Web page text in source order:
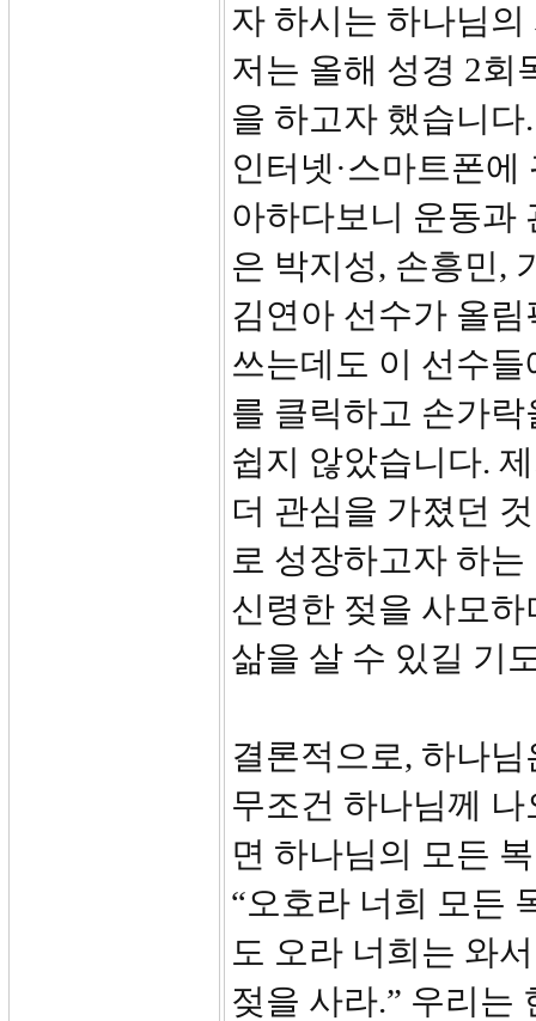
자 하시는 하나님
저는 올해 성경 2회
을 하고자 했습니
인터넷·스마트폰
아하다보니 운동과
은 박지성, 손흥민,
김연아 선수가 올
쓰는데도 이 선수
를 클릭하고 손가
쉽지 않았습니다.
더 관심을 가졌던
로 성장하고자 하
신령한 젖을 사모
삶을 살 수 있길 기
결론적으로, 하나
무조건 하나님께
면 하나님의 모든
“오호라 너희 모든
도 오라 너희는 와
젖을 사라.” 우리는